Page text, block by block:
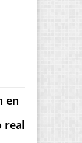
en
real